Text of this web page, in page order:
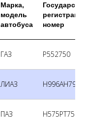
Марка,
модель
автобуса
номер
ГАЗ Р552750
ЛИАЗ Н996АН790
ПАЗ Н575РТ750